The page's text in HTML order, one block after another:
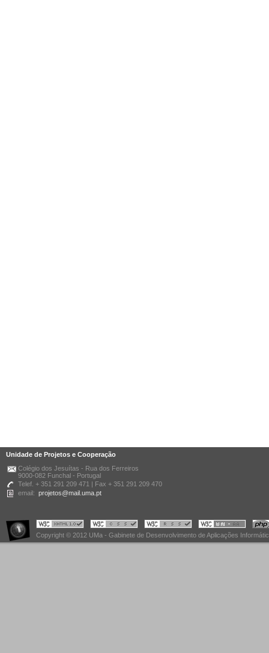
Unidade de Projetos e Cooperação
Colégio dos Jesuítas - Rua dos Ferreiros
9000-082 Funchal - Portugal
Telef. + 351 291 209 471 | Fax + 351 291 209 470
email: projetos@mail.uma.pt
Copyright © 2012 UMa - Gabinete de Desenvolvimento de Aplicações